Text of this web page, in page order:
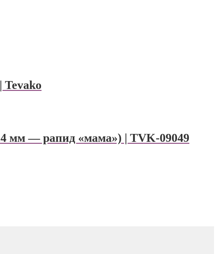
Tevako
мм — рапид «мама») | TVK-09049